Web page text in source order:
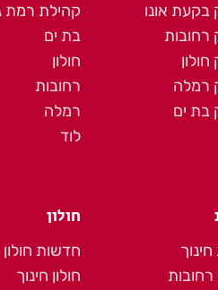
בקעת אונו
רחובות
חולון
רמלה
בת ים
קהילת רמת
בת ים
חולון
רחובות
רמלה
לוד
חולון
חדשות חולון
חולון חינוך